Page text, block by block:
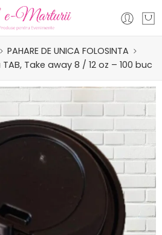
PAHARE DE UNICA FOLOSINTA
Take away 8 / 12 oz – 100 buc